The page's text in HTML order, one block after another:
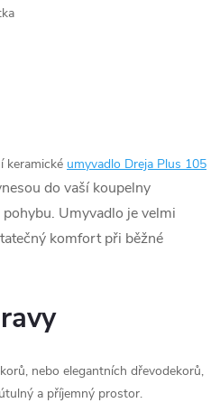
keramické umyvadlo Dreja Plus 105
do vaší koupelny
Umyvadlo je velmi
komfort při běžné
nebo elegantních dřevodekorů,
a příjemný prostor.